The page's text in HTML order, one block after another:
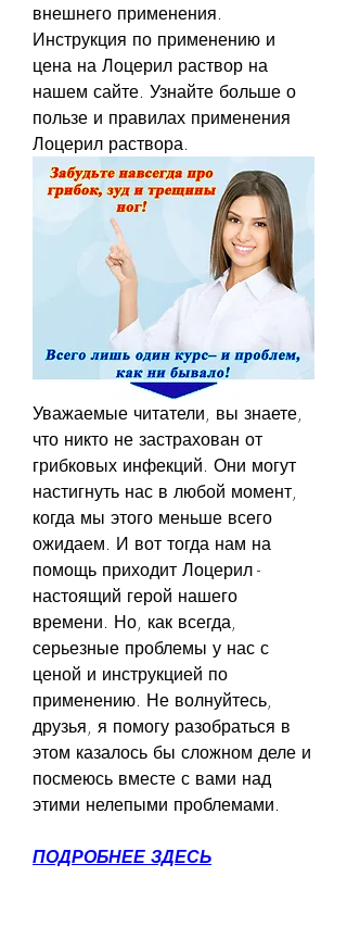
внешнего применения.
Инструкция по применению и
цена на Лоцерил раствор на
нашем сайте. Узнайте больше о
пользе и правилах применения
Лоцерил раствора.
Уважаемые читатели, вы знаете,
что никто не застрахован от
грибковых инфекций. Они могут
настигнуть нас в любой момент,
когда мы этого меньше всего
ожидаем. И вот тогда нам на
помощь приходит Лоцерил -
настоящий герой нашего
времени. Но, как всегда,
серьезные проблемы у нас с
ценой и инструкцией по
применению. Не волнуйтесь,
друзья, я помогу разобраться в
этом казалось бы сложном деле и
посмеюсь вместе с вами над
этими нелепыми проблемами.
ПОДРОБНЕЕ ЗДЕСЬ